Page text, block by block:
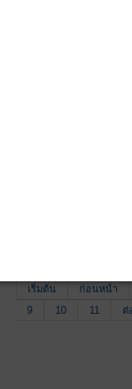
เริ่มต้น ก่อนหน้า
9
10 11 ต่